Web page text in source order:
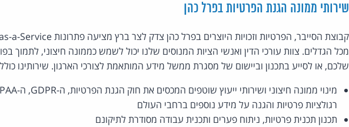
שירותי ממונה הגנת הפרטיות בפרל כהן
מכל הגדלים. צוות עורכי הדין ואנשי הציות המנוסים שלנו יכול לשמש כממונה חיצוני, לתמוך
שלכם, או לסייע בתכנון וביישום של מסגרת ממשל מידע המותאמת לצורכי הארגון. שירותינו
רגולציות פרטיות והגנה על מידע נוספים ברחבי העולם
תכנון תכנית פרטיות, ניתוח פערים ותכנית עבודה מסודרת לתיקונם